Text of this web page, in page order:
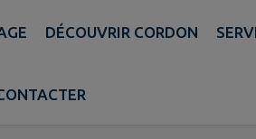
DÉCOUVRIR CORDON